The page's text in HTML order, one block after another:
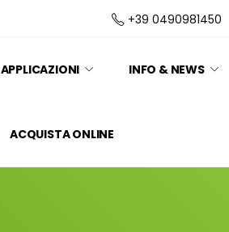
+39 0490981450
APPLICAZIONI INFO & NEWS
ACQUISTA ONLINE